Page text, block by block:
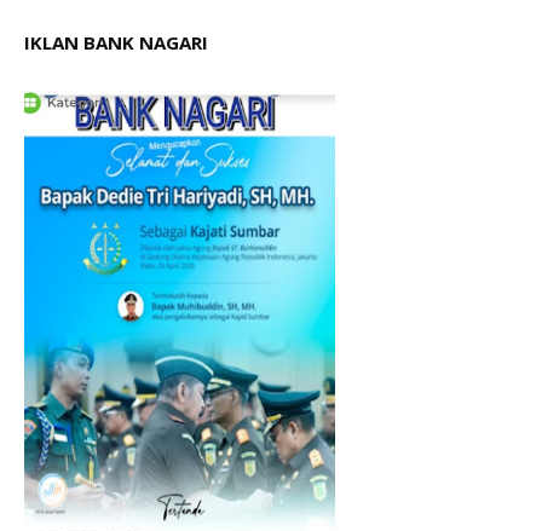
IKLAN BANK NAGARI